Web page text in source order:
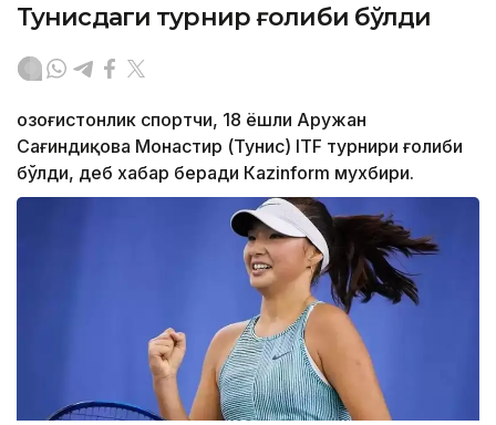
Тунисдаги турнир ғолиби бўлди
Қозоғистонлик спортчи, 18 ёшли Аружан
Сағиндиқова Монастир (Тунис) ITF турнири ғолиби
бўлди, деб хабар беради Каzinform мухбири.